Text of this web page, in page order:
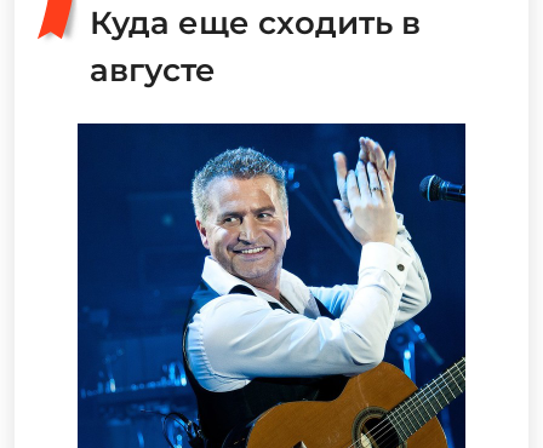
Куда еще сходить в
августе